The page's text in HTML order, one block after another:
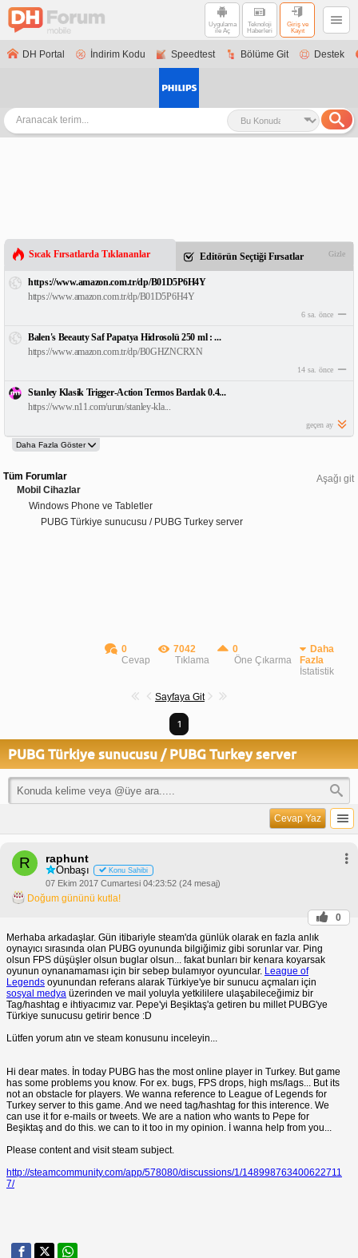
Uygulama
ile Aç
Teknoloji
Haberleri
Giriş ve
Kayıt
DH Portal İndirim Kodu Speedtest Bölüme Git Destek
Sıcak Fırsatlarda Tıklananlar Editörün Seçtiği Fırsatlar Gizle
https://www.amazon.com.tr/dp/B01D5P6H4Y
https://www.amazon.com.tr/dp/B01D5P6H4Y
6 sa. önce
Balen's Beeauty Saf Papatya Hidrosolü 250 ml : ...
https://www.amazon.com.tr/dp/B0GHZNCRXN
14 sa. önce
Stanley Klasik Trigger-Action Termos Bardak 0.4...
https://www.n11.com/urun/stanley-kla...
geçen ay
Aşağı git
Tüm Forumlar
Mobil Cihazlar
Windows Phone ve Tabletler
PUBG Türkiye sunucusu / PUBG Turkey server
0
Cevap
7042
Tıklama
0
Öne Çıkarma
Daha
Fazla
İstatistik
Sayfaya Git
1
PUBG Türkiye sunucusu / PUBG Turkey server
Cevap Yaz
R raphunt
Onbaşı Konu Sahibi
07 Ekim 2017 Cumartesi 04:23:52 (24 mesaj)
Doğum gününü kutla!
0
Merhaba arkadaşlar. Gün itibariyle steam'da günlük olarak en fazla anlık
oynayıcı sırasında olan PUBG oyununda bilgiğimiz gibi sorunlar var. Ping
olsun FPS düşüşler olsun buglar olsun... fakat bunları bir kenara koyarsak
oyunun oynanamaması için bir sebep bulamıyor oyuncular. League of
Legends oyunundan referans alarak Türkiye'ye bir sunucu açmaları için
sosyal medya üzerinden ve mail yoluyla yetkililere ulaşabileceğimiz bir
Tag/hashtag e ihtiyacımız var. Pepe'yi Beşiktaş'a getiren bu millet PUBG'ye
Türkiye sunucusu getirir bence :D
Lütfen yorum atın ve steam konusunu inceleyin...
Hi dear mates. İn today PUBG has the most online player in Turkey. But game
has some problems you know. For ex. bugs, FPS drops, high ms/lags... But its
not an obstacle for players. We wanna reference to League of Legends for
Turkey server to this game. And we need tag/hashtag for this interence. We
can use it for e-mails or tweets. We are a nation who wants to Pepe for
Beşiktaş and do this. we can to it too in my opinion. İ wanna help from you...
Please content and visit steam subject.
http://steamcommunity.com/app/578080/discussions/1/148998763400622711
7/